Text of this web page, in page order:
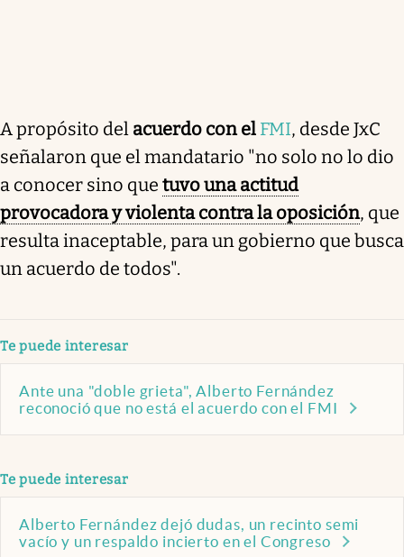
A propósito del acuerdo con el FMI, desde JxC
señalaron que el mandatario "no solo no lo dio
a conocer sino que tuvo una actitud
provocadora y violenta contra la oposición, que
resulta inaceptable, para un gobierno que busca
un acuerdo de todos".
Te puede interesar
Ante una "doble grieta", Alberto Fernández
reconoció que no está el acuerdo con el FMI
Te puede interesar
Alberto Fernández dejó dudas, un recinto semi
vacío y un respaldo incierto en el Congreso